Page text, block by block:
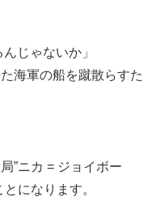
じゃないか」
海軍の船を蹴散らすた
”ニカ = ジョイボー
になります。